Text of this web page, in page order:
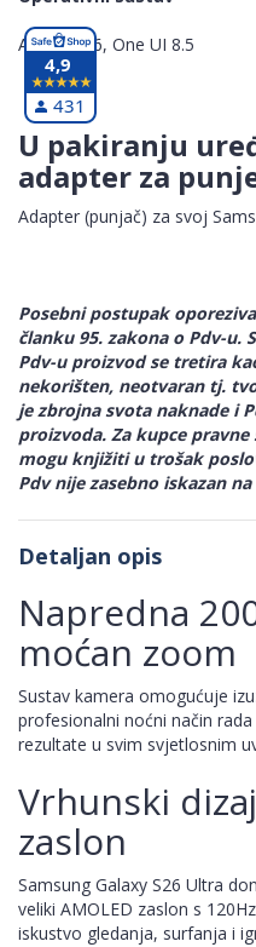
Android 16, One UI 8.5
U pakiranju
adapter za
Adapter (punjač) za svoj
Posebni postupak
članku 95. zakona o Pdv-u.
Pdv-u proizvod se tretira
nekorišten, neotvaran tj.
je zbrojna svota naknade i
proizvoda. Za kupce
mogu knjižiti u trošak
Pdv nije zasebno iskazan
Detaljan opis
Napredna
moćan zoom
Sustav kamera omogućuje
profesionalni noćni način
rezultate u svim svjetlosnim
Vrhunski
zaslon
Samsung Galaxy S26 Ultra
veliki AMOLED zaslon s
iskustvo gledanja, surfanja i
4,9
431